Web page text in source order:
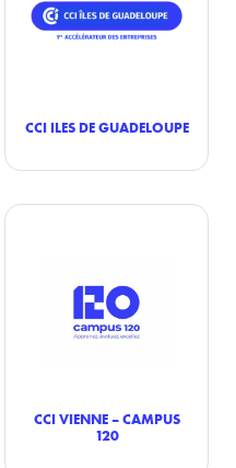
CCI ILES DE GUADELOUPE
CCI VIENNE – CAMPUS
120